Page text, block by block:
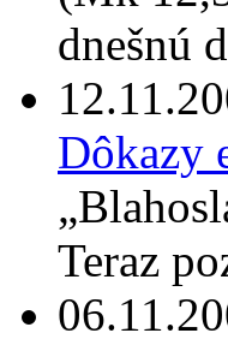
dnešnú
Dôkazy
Teraz